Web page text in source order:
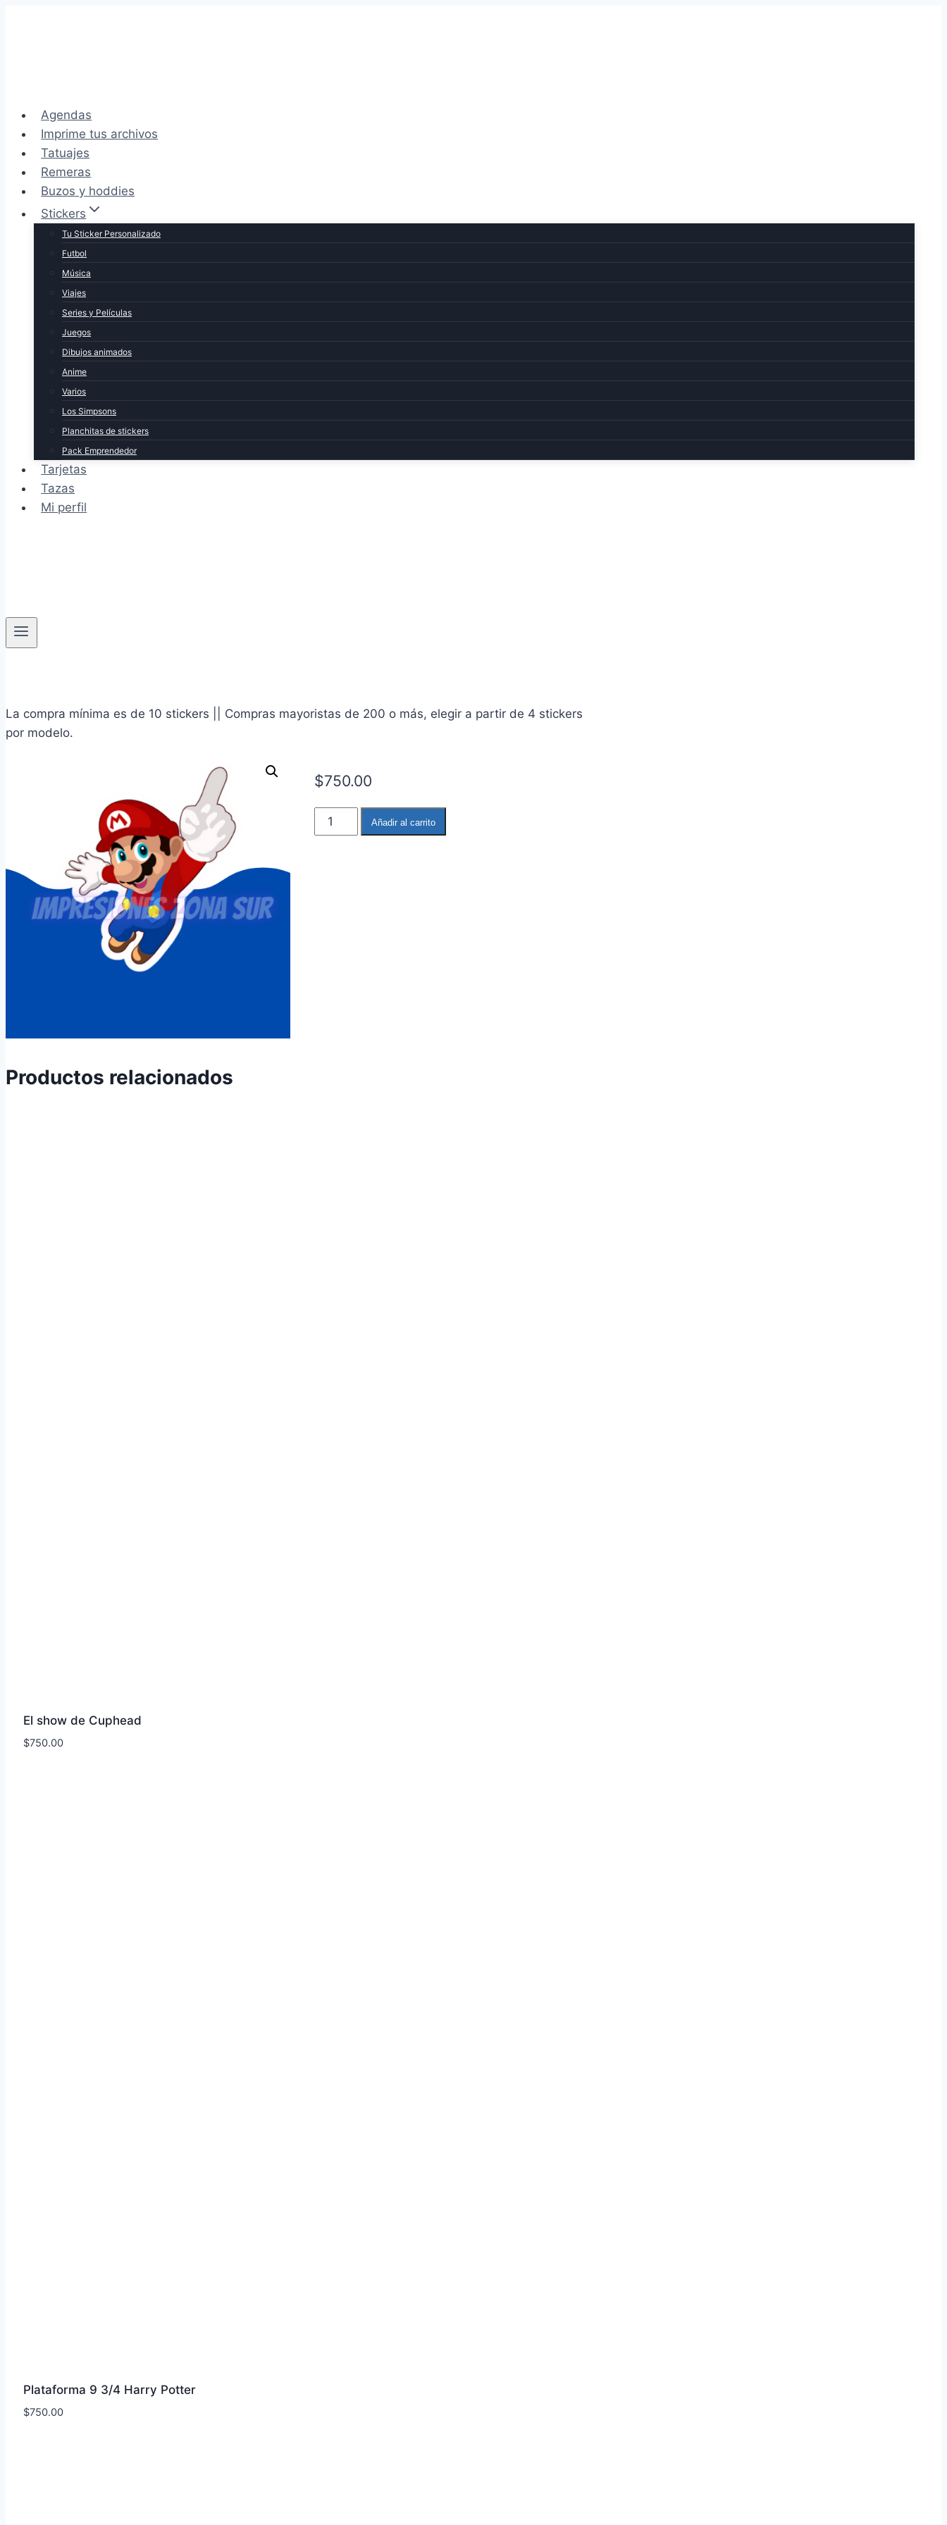
Agendas
Imprime tus archivos
Tatuajes
Remeras
Buzos y hoddies
Stickers
Tu Sticker Personalizado
Futbol
Música
Viajes
Series y Películas
Juegos
Dibujos animados
Anime
Varios
Los Simpsons
Planchitas de stickers
Pack Emprendedor
Tarjetas
Tazas
Mi perfil
La compra mínima es de 10 stickers || Compras mayoristas de 200 o más, elegir a partir de 4 stickers
por modelo.
$750.00
Mario
Bros
Añadir al carrito
Productos relacionados
El show de Cuphead
$750.00
Plataforma 9 3/4 Harry Potter
$750.00